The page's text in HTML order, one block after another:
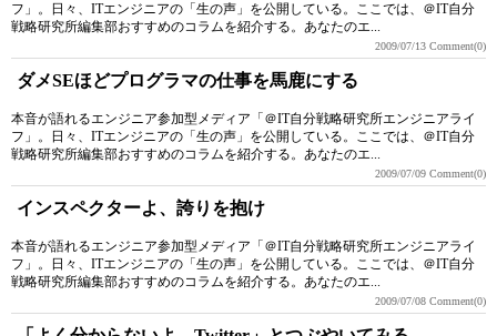
フ」。日々、ITエンジニアの「生の声」を公開している。ここでは、＠IT自分
戦略研究所編集部おすすめのコラムを紹介する。あなたのエ...
2009/07/13 Comment(0)
ダメSEほどプログラマの仕事を馬鹿にする
本音が語れるエンジニア参加型メディア「＠IT自分戦略研究所エンジニアライ
フ」。日々、ITエンジニアの「生の声」を公開している。ここでは、＠IT自分
戦略研究所編集部おすすめのコラムを紹介する。あなたのエ...
2009/07/09 Comment(0)
インスペクターよ、誇りを抱け
本音が語れるエンジニア参加型メディア「＠IT自分戦略研究所エンジニアライ
フ」。日々、ITエンジニアの「生の声」を公開している。ここでは、＠IT自分
戦略研究所編集部おすすめのコラムを紹介する。あなたのエ...
2009/07/08 Comment(0)